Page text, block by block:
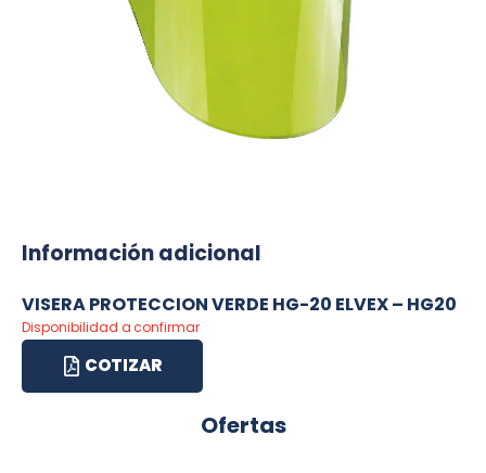
Información adicional
VISERA PROTECCION VERDE HG-20 ELVEX – HG20
Disponibilidad a confirmar
COTIZAR
Ofertas